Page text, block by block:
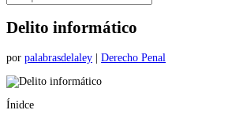
Delito informático
por palabrasdelaley Derecho Penal
Ínidce